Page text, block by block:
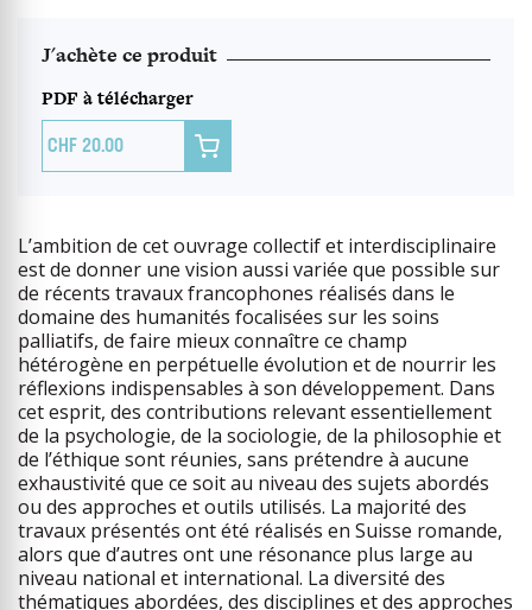
J'achète ce produit
PDF à télécharger
20.00 
L’ambition de cet ouvrage collectif et interdisciplinaire
est de donner une vision aussi variée que possible sur
de récents travaux francophones réalisés dans le
domaine des humanités focalisées sur les soins
palliatifs, de faire mieux connaître ce champ
hétérogène en perpétuelle évolution et de nourrir les
réflexions indispensables à son développement. Dans
cet esprit, des contributions relevant essentiellement
de la psychologie, de la sociologie, de la philosophie et
de l’éthique sont réunies, sans prétendre à aucune
exhaustivité que ce soit au niveau des sujets abordés
ou des approches et outils utilisés. La majorité des
travaux présentés ont été réalisés en Suisse romande,
alors que d’autres ont une résonance plus large au
niveau national et international. La diversité des
thématiques abordées, des disciplines et des approches